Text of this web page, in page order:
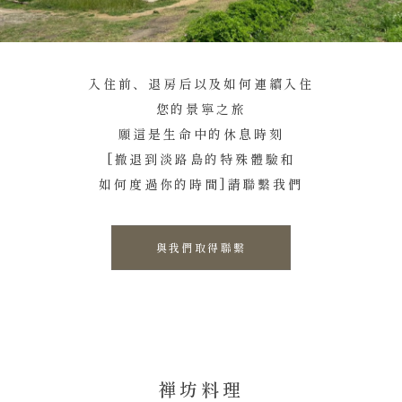
入住前、退房后以及如何連續入住
您的景寧之旅
願這是生命中的休息時刻
[撤退到淡路島的特殊體驗和
如何度過你的時間]請聯繫我們
與我們取得聯繫
禅坊料理